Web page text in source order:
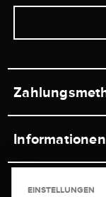
Informationen
Service
EINSTELLUNGEN